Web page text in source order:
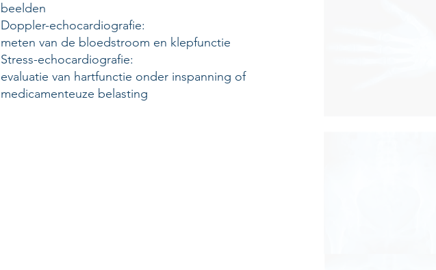
beelden
Doppler-echocardiografie:
meten van de bloedstroom en klepfunctie
Stress-echocardiografie:
evaluatie van hartfunctie onder inspanning of
medicamenteuze belasting